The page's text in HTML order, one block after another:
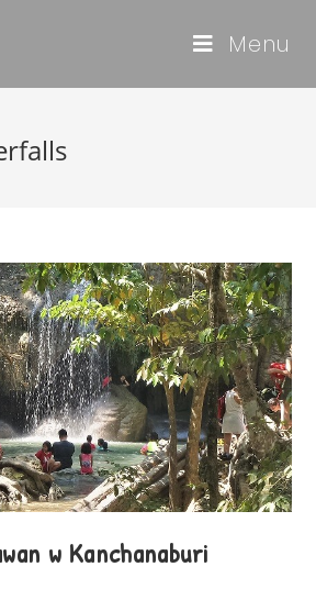
Menu
w Kanchanaburi